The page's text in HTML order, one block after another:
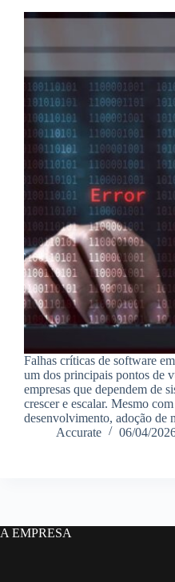
Falhas críticas de software
um dos principais pontos de
empresas que dependem de
crescer e escalar. Mesmo
desenvolvimento, adoção de
Accurate
06/04/
A EMPRESA